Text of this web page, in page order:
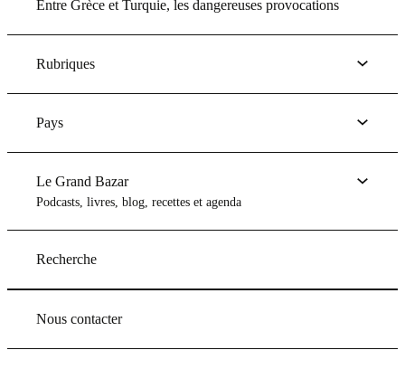
Entre Grèce et Turquie, les dangereuses provocations
Rubriques
Pays
Le Grand Bazar
Podcasts, livres, blog, recettes et agenda
Recherche
Nous contacter